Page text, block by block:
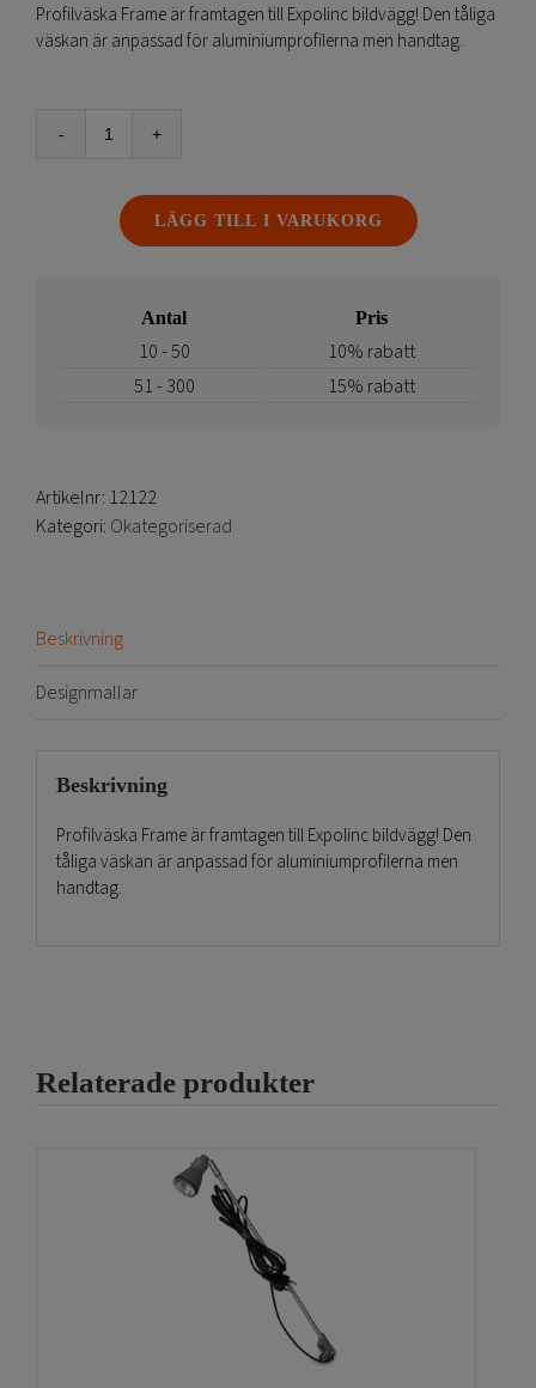
Profilväska Frame är framtagen till Expolinc bildvägg! Den tåliga
väskan är anpassad för aluminiumprofilerna men handtag.
Profilväska
mängd
LÄGG TILL I VARUKORG
Antal Pris
10 - 50
10% rabatt
51 - 300
15% rabatt
Artikelnr: 12122
Kategori: Okategoriserad
Beskrivning
Designmallar
Beskrivning
Profilväska Frame är framtagen till Expolinc bildvägg! Den
tåliga väskan är anpassad för aluminiumprofilerna men
handtag.
Relaterade produkter